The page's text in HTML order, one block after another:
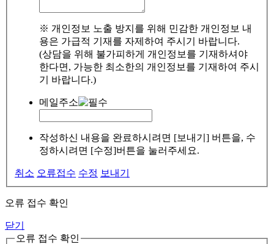
※ 개인정보 노출 방지를 위해 민감한 개인정보 내
용은 가급적 기재를 자제하여 주시기 바랍니다.
(상담을 위해 불가피하게 개인정보를 기재하셔야
한다면, 가능한 최소한의 개인정보를 기재하여 주시
기 바랍니다.)
메일주소
작성하신 내용을 완료하시려면 [보내기] 버튼을, 수
정하시려면 [수정]버튼을 눌러주세요.
취소 오류접수 수정 보내기
오류 접수 확인
닫기
오류 접수 확인